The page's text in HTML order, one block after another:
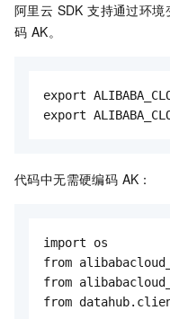
阿里云 SDK 支持通过环
码 AK。
export
export
代码中无需硬编码 AK：
import os
from
from
from